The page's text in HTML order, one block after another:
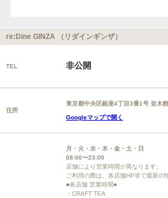
re:Dine GINZA （リダインギンザ）
TEL 非公開
住所
東京都中央区銀座4丁目3番1号 並木
Googleマップで開く
月・火・水・木・金・土・日
08:00〜23:00
店舗により営業時間が異なります。
ご利用の際は、各店舗HP等で最新の
■各店舗 営業時間■
・CRAFT TEA